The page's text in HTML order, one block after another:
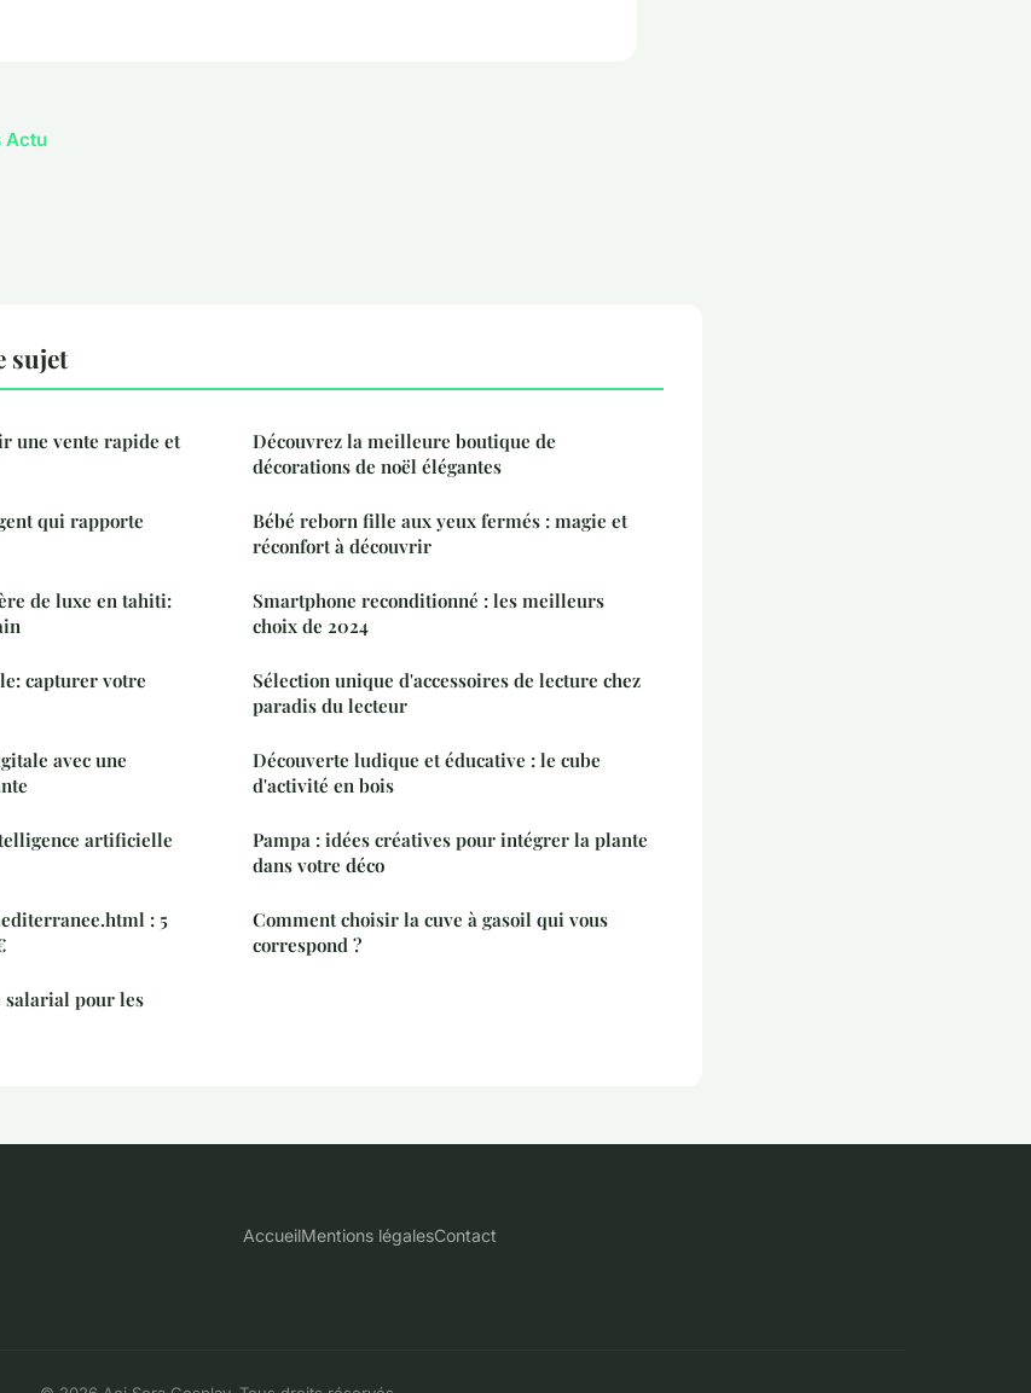
Actu
sujet
une vente rapide et
qui rapporte
de luxe en tahiti:
capturer votre
avec une
artificielle
: 5
salarial pour les
Découvrez la meilleure boutique de
décorations de noël élégantes
Bébé reborn fille aux yeux fermés : magie et
réconfort à découvrir
Smartphone reconditionné : les meilleurs
choix de 2024
Sélection unique d'accessoires de lecture chez
paradis du lecteur
Découverte ludique et éducative : le cube
d'activité en bois
Pampa : idées créatives pour intégrer la plante
dans votre déco
Comment choisir la cuve à gasoil qui vous
correspond ?
AccueilMentions légalesContact